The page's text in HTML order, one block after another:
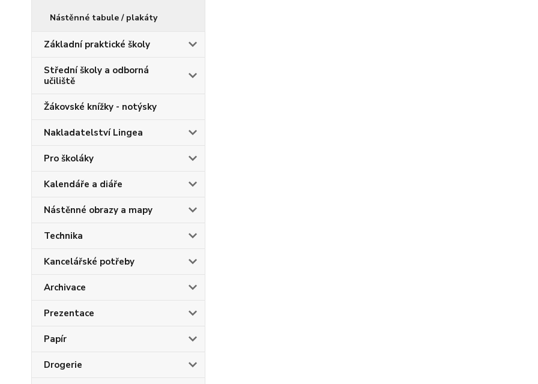
Nástěnné tabule / plakáty
Základní praktické školy
Střední školy a odborná
učiliště
Žákovské knížky - notýsky
Nakladatelství Lingea
Pro školáky
Kalendáře a diáře
Nástěnné obrazy a mapy
Technika
Kancelářské potřeby
Archivace
Prezentace
Papír
Drogerie